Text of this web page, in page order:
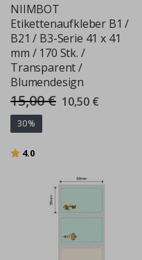
NIIMBOT
Etikettenaufkleber B1 /
B21 / B3-Serie 41 x 41
mm / 170 Stk. /
Transparent /
Blumendesign
15,00 € Special
Price
10,50 €
30%
Bewertung:
4.0